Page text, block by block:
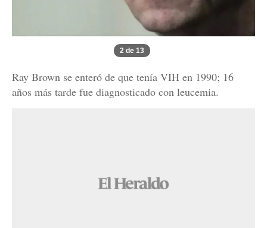
2 de 13
Ray Brown se enteró de que tenía VIH en 1990; 16
años más tarde fue diagnosticado con leucemia.